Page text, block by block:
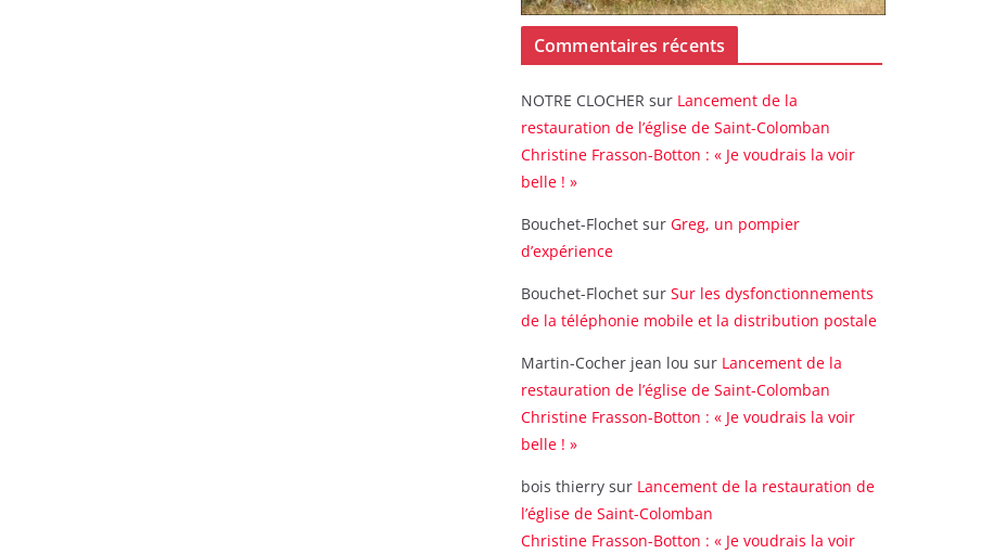
Commentaires récents
NOTRE CLOCHER sur Lancement de la
restauration de l’église de Saint-Colomban
Christine Frasson-Botton : « Je voudrais la voir
belle ! »
Bouchet-Flochet sur Greg, un pompier
d’expérience
Bouchet-Flochet sur Sur les dysfonctionnements
de la téléphonie mobile et la distribution postale
Martin-Cocher jean lou sur Lancement de la
restauration de l’église de Saint-Colomban
Christine Frasson-Botton : « Je voudrais la voir
belle ! »
bois thierry sur Lancement de la restauration de
l’église de Saint-Colomban
Christine Frasson-Botton : « Je voudrais la voir